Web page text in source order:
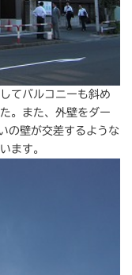
てバルコニーも斜め
。また、外壁をダー
の壁が交差するような
ます。